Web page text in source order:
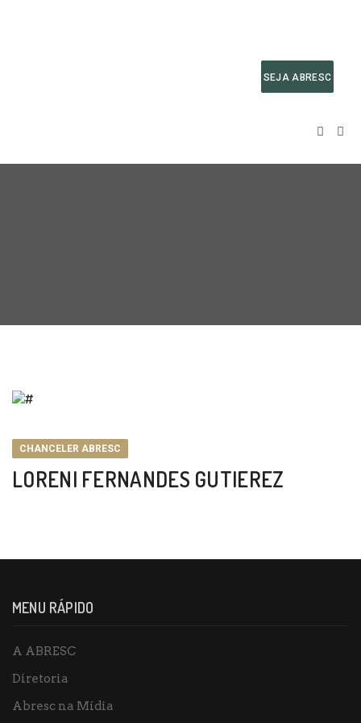
SEJA ABRESC
CHANCELER ABRESC
LORENI FERNANDES GUTIEREZ
MENU RÁPIDO
A ABRESC
Diretoria
Abresc na Mídia